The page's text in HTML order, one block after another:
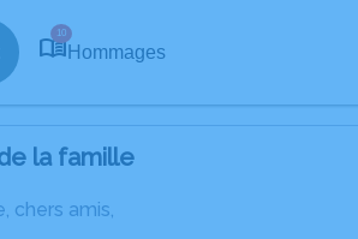
10
Hommages
la famille
chers amis,